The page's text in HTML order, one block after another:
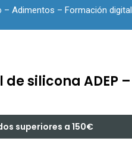
– Adimentos – Formación digital
silicona ADEP –
superiores a 150€